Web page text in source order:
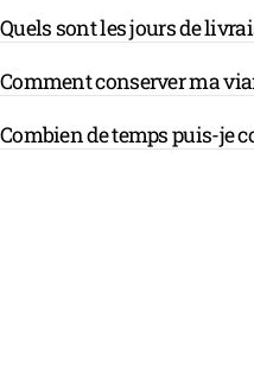
Quels sont les jours de
Comment conserver ma
Combien de temps puis-je